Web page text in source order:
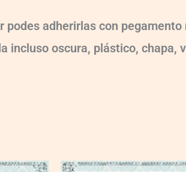
adherirlas con
incluso oscura, plástico, chapa,
VG008